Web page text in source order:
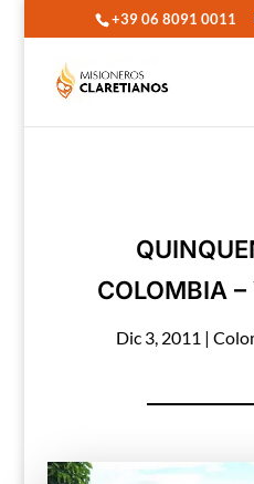
+39 06 8091 0011
COLOMBIA –
Dic 3, 2011 |